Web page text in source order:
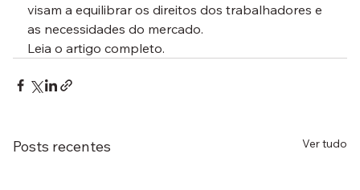
visam a equilibrar os direitos dos trabalhadores e
as necessidades do mercado.
Leia o artigo completo.
Posts recentes Ver tudo